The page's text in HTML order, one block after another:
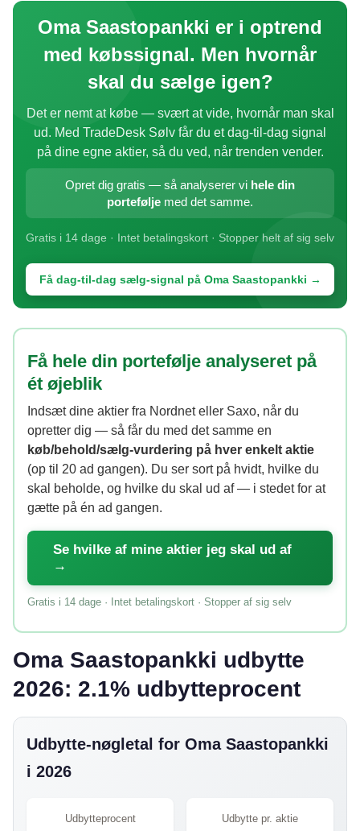
Oma Saastopankki er i optrend
med købssignal. Men hvornår
skal du sælge igen?
Det er nemt at købe — svært at vide, hvornår man skal
ud. Med TradeDesk Sølv får du et dag-til-dag signal
på dine egne aktier, så du ved, når trenden vender.
Opret dig gratis — så analyserer vi hele din
portefølje med det samme.
Gratis i 14 dage · Intet betalingskort · Stopper helt af sig selv
Få dag-til-dag sælg-signal på Oma Saastopankki →
Få hele din portefølje analyseret på
ét øjeblik
Indsæt dine aktier fra Nordnet eller Saxo, når du
opretter dig — så får du med det samme en
køb/behold/sælg-vurdering på hver enkelt aktie
(op til 20 ad gangen). Du ser sort på hvidt, hvilke du
skal beholde, og hvilke du skal ud af — i stedet for at
gætte på én ad gangen.
Se hvilke af mine aktier jeg skal ud af
→
Gratis i 14 dage · Intet betalingskort · Stopper af sig selv
Oma Saastopankki udbytte
2026: 2.1% udbytteprocent
Udbytte-nøgletal for Oma Saastopankki
i 2026
Udbytteprocent Udbytte pr. aktie